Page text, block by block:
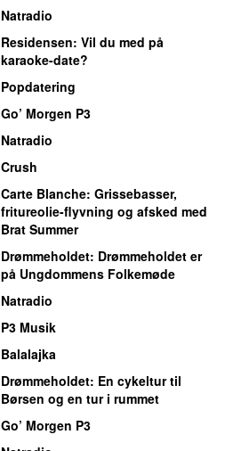
Natradio
Residensen: Vil du med på
karaoke-date?
Popdatering
Go’ Morgen P3
Natradio
Crush
Carte Blanche: Grissebasser,
fritureolie-flyvning og afsked med
Brat Summer
Drømmeholdet: Drømmeholdet er
på Ungdommens Folkemøde
Natradio
P3 Musik
Balalajka
Drømmeholdet: En cykeltur til
Børsen og en tur i rummet
Go’ Morgen P3